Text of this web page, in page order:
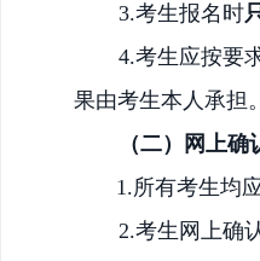
3.考生报名时
4.考生应按要
果由考生本人承担。
（二）
网上确
1.所有考生均
2.考生 网上确